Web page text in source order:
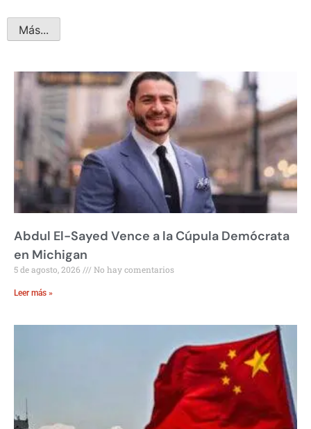
Más...
Abdul El-Sayed Vence a la Cúpula Demócrata
en Michigan
5 de agosto, 2026 No hay comentarios
Leer más »